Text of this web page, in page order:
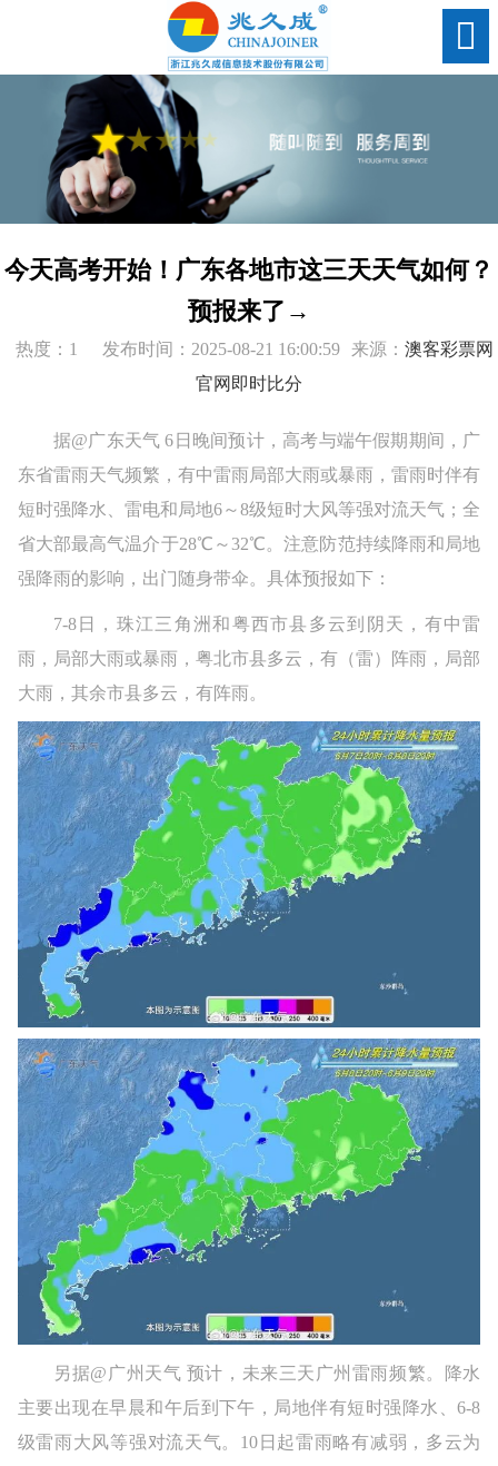
今天高考开始！广东各地市这三天天气如何？
预报来了→
热度：1 发布时间：2025-08-21 16:00:59 来源： 澳客彩票网
官网即时比分
据@广东天气 6日晚间预计，高考与端午假期期间，广
东省雷雨天气频繁，有中雷雨局部大雨或暴雨，雷雨时伴有
短时强降水、雷电和局地6～8级短时大风等强对流天气；全
省大部最高气温介于28℃～32℃。注意防范持续降雨和局地
强降雨的影响，出门随身带伞。具体预报如下：
7-8日，珠江三角洲和粤西市县多云到阴天，有中雷
雨，局部大雨或暴雨，粤北市县多云，有（雷）阵雨，局部
大雨，其余市县多云，有阵雨。
另据@广州天气 预计，未来三天广州雷雨频繁。降水
主要出现在早晨和午后到下午，局地伴有短时强降水、6-8
级雷雨大风等强对流天气。10日起雷雨略有减弱，多云为